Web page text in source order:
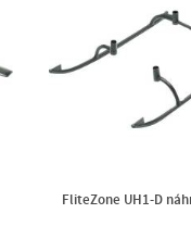
FliteZone UH1-D